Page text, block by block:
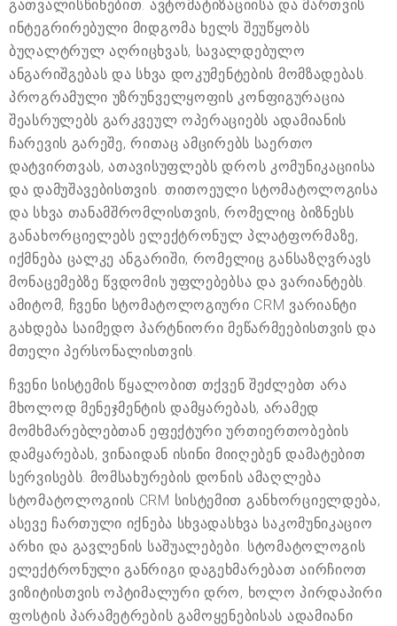
გათვალისწინებით. ავტომატიზაციისა და მართვის
ინტეგრირებული მიდგომა ხელს შეუწყობს
ბუღალტრულ აღრიცხვას, სავალდებულო
ანგარიშგებას და სხვა დოკუმენტების მომზადებას.
პროგრამული უზრუნველყოფის კონფიგურაცია
შეასრულებს გარკვეულ ოპერაციებს ადამიანის
ჩარევის გარეშე, რითაც ამცირებს საერთო
დატვირთვას, ათავისუფლებს დროს კომუნიკაციისა
და დამუშავებისთვის. თითოეული სტომატოლოგისა
და სხვა თანამშრომლისთვის, რომელიც ბიზნესს
განახორციელებს ელექტრონულ პლატფორმაზე,
იქმნება ცალკე ანგარიში, რომელიც განსაზღვრავს
მონაცემებზე წვდომის უფლებებსა და ვარიანტებს.
ამიტომ, ჩვენი სტომატოლოგიური CRM ვარიანტი
გახდება საიმედო პარტნიორი მეწარმეებისთვის და
მთელი პერსონალისთვის.
ჩვენი სისტემის წყალობით თქვენ შეძლებთ არა
მხოლოდ მენეჯმენტის დამყარებას, არამედ
მომხმარებლებთან ეფექტური ურთიერთობების
დამყარებას, ვინაიდან ისინი მიიღებენ დამატებით
სერვისებს. მომსახურების დონის ამაღლება
სტომატოლოგიის CRM სისტემით განხორციელდება,
ასევე ჩართული იქნება სხვადასხვა საკომუნიკაციო
არხი და გავლენის საშუალებები. სტომატოლოგის
ელექტრონული განრიგი დაგეხმარებათ აირჩიოთ
ვიზიტისთვის ოპტიმალური დრო, ხოლო პირდაპირი
ფოსტის პარამეტრების გამოყენებისას ადამიანი